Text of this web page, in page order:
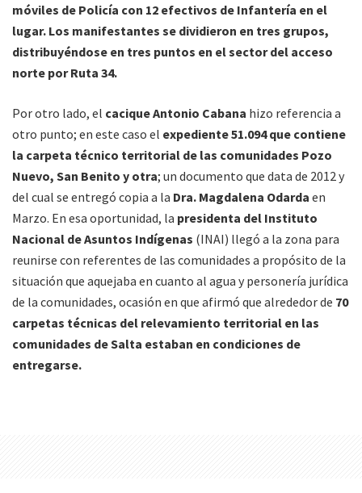
móviles de Policía con 12 efectivos de Infantería en el
lugar. Los manifestantes se dividieron en tres grupos,
distribuyéndose en tres puntos en el sector del acceso
norte por Ruta 34.
Por otro lado, el cacique Antonio Cabana hizo referencia a
otro punto; en este caso el expediente 51.094 que contiene
la carpeta técnico territorial de las comunidades Pozo
Nuevo, San Benito y otra; un documento que data de 2012 y
del cual se entregó copia a la Dra. Magdalena Odarda en
Marzo. En esa oportunidad, la presidenta del Instituto
Nacional de Asuntos Indígenas (INAI) llegó a la zona para
reunirse con referentes de las comunidades a propósito de la
situación que aquejaba en cuanto al agua y personería jurídica
de la comunidades, ocasión en que afirmó que alrededor de 70
carpetas técnicas del relevamiento territorial en las
comunidades de Salta estaban en condiciones de
entregarse.